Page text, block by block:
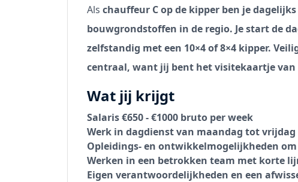
Als chauffeur C op de kipper ben je
bouwgrondstoffen in de regio. Je start de
zelfstandig met een 10×4 of 8×4 kipper.
centraal, want jij bent het visitekaartje
Wat jij krijgt
Salaris €650 - €1000 bruto per week
Werk in dagdienst van maandag tot vrijdag
Opleidings- en ontwikkelmogelijkheden
Werken in een betrokken team met korte
Eigen verantwoordelijkheden en een